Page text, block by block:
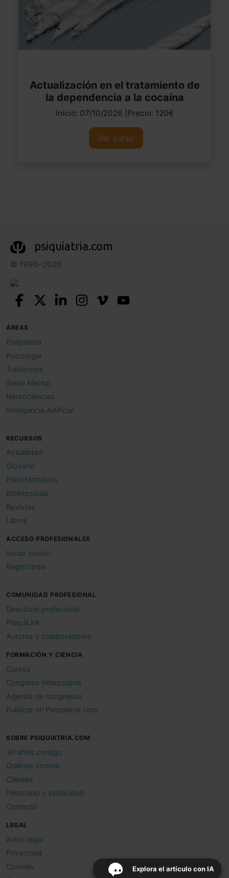
Actualización en el tratamiento de
la dependencia a la cocaína
Inicio: 07/10/2026 |Precio: 120€
Ver curso
Explora el artículo con IA
psiquiatria.com
© 1996–2026
ÁREAS
Psiquiatría
Psicología
Trastornos
Salud Mental
Neurociencias
Inteligencia Artificial
RECURSOS
Actualidad
Glosario
Psicofármacos
Bibliopsiquis
Revistas
Libros
ACCESO PROFESIONALES
Iniciar sesión
Registrarse
COMUNIDAD PROFESIONAL
Directorio profesional
PsiquiLink
Autores y colaboradores
FORMACIÓN Y CIENCIA
Cursos
Congreso Interpsiquis
Agenda de congresos
Publicar en Psiquiatria.com
SOBRE PSIQUIATRIA.COM
30 años contigo
Quiénes somos
Clientes
Patrocinio y publicidad
Contacto
LEGAL
Aviso legal
Privacidad
Cookies